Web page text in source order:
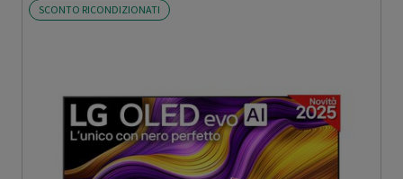
SCONTO RICONDIZIONATI